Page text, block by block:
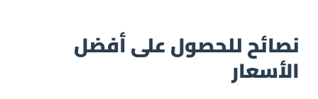
نصائح للحصول على أفضل
الأسعار